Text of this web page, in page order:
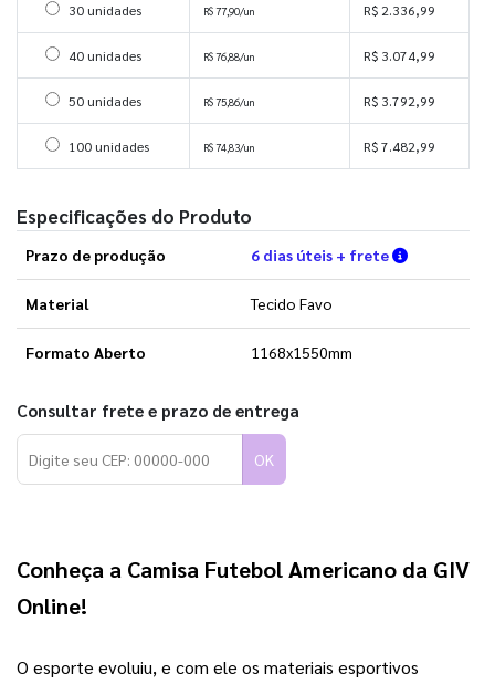
Selecionar 30 unidades
30 unidades R$ 77,90/un R$ 2.336,99
Selecionar 40 unidades
40 unidades R$ 76,88/un R$ 3.074,99
Selecionar 50 unidades
50 unidades R$ 75,86/un R$ 3.792,99
Selecionar 100 unidades
100 unidades R$ 74,83/un R$ 7.482,99
Especificações do Produto
Prazo de produção 6 dias úteis + frete Verifique
Material Tecido Favo
Formato Aberto 1168x1550mm
Consultar frete e prazo de entrega
OK
Conheça a Camisa Futebol Americano da GIV
Online!
O esporte evoluiu, e com ele os materiais esportivos